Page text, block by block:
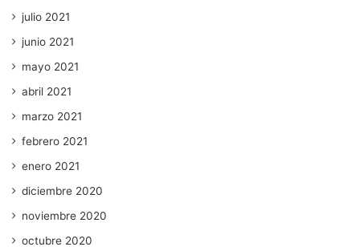
julio 2021
junio 2021
mayo 2021
abril 2021
marzo 2021
febrero 2021
enero 2021
diciembre 2020
noviembre 2020
octubre 2020